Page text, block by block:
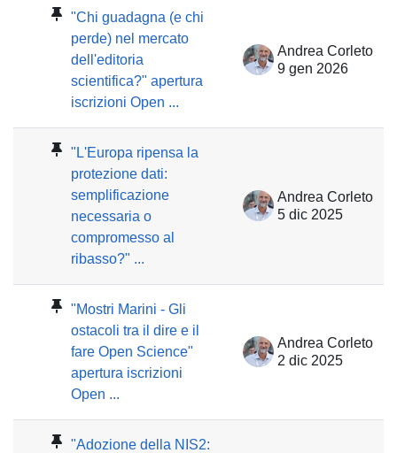
"Chi guadagna (e chi
perde) nel mercato
dell'editoria
scientifica?" apertura
iscrizioni Open ...
Andrea Corleto
9 gen 2026
"L'Europa ripensa la
protezione dati:
semplificazione
necessaria o
compromesso al
ribasso?" ...
Andrea Corleto
5 dic 2025
"Mostri Marini - Gli
ostacoli tra il dire e il
fare Open Science"
apertura iscrizioni
Open ...
Andrea Corleto
2 dic 2025
"Adozione della NIS2: